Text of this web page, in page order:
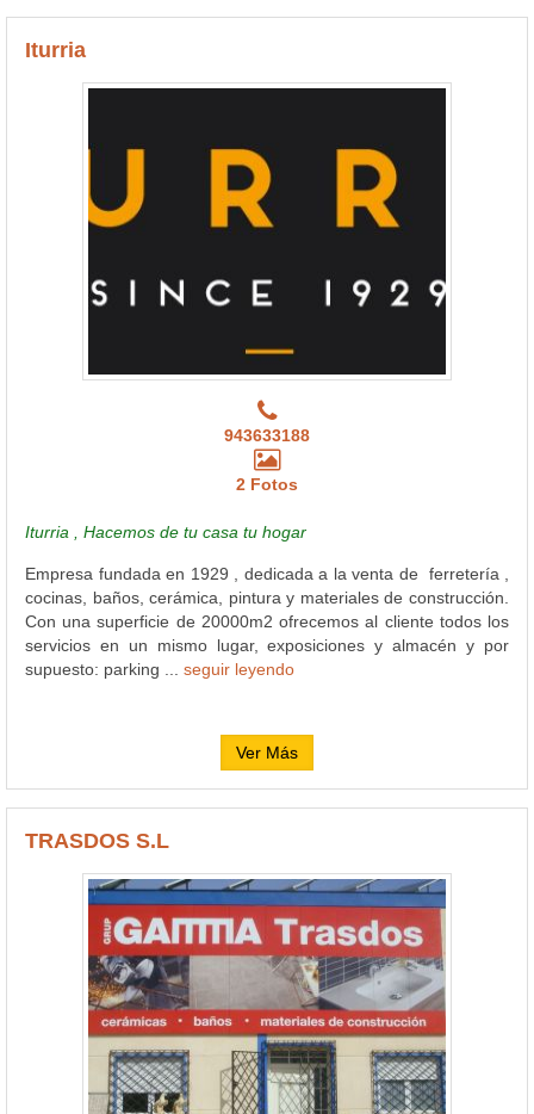
Iturria
943633188
2 Fotos
Iturria , Hacemos de tu casa tu hogar
Empresa fundada en 1929 , dedicada a la venta de ferretería ,
cocinas, baños, cerámica, pintura y materiales de construcción.
Con una superficie de 20000m2 ofrecemos al cliente todos los
servicios en un mismo lugar, exposiciones y almacén y por
supuesto: parking ... seguir leyendo
Ver Más
TRASDOS S.L